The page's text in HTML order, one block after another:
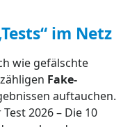
im Netz
wie gefälschte
Fake-
auftauchen.
2026 – Die 10